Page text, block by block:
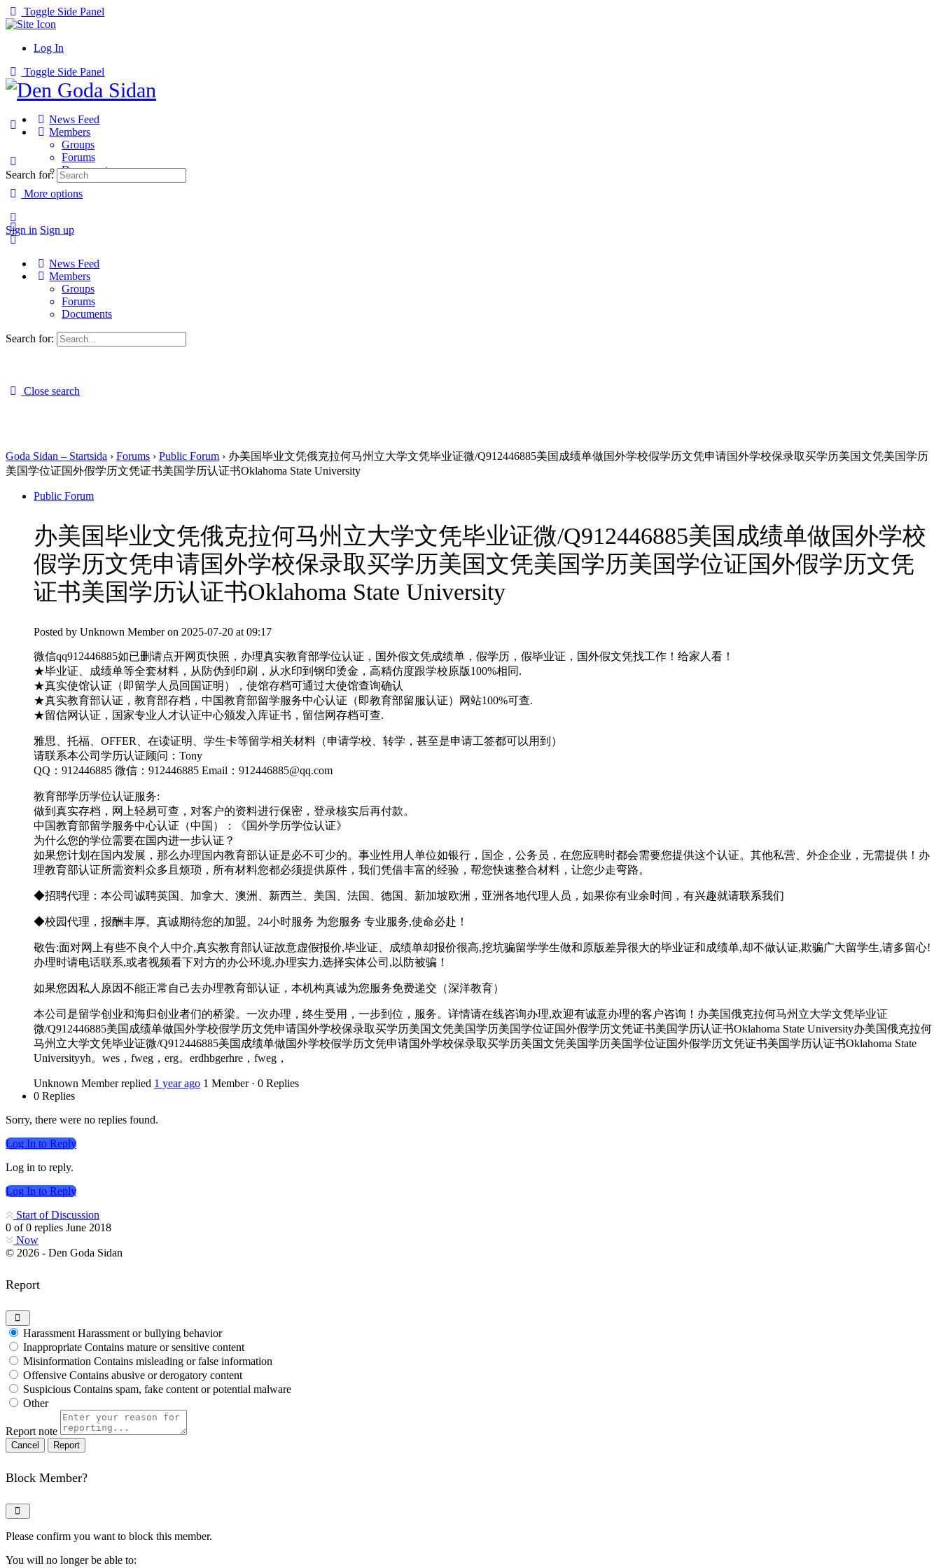
Toggle Side Panel
Log In
Toggle Side Panel
News Feed
Members
Groups
Forums
Documents
More options
Sign in Sign up
Search for:
News Feed
Members
Groups
Forums
Documents
Search for:
Close search
Goda Sidan – Startsida › Forums › Public Forum › 办美国毕业文凭俄克拉何马州立大学文凭毕业证微/Q912446885美国成绩单做国外学校假学历文凭申请国外学校保录取买学历美国文凭美国学历
美国学位证国外假学历文凭证书美国学历认证书Oklahoma State University
Public Forum
办美国毕业文凭俄克拉何马州立大学文凭毕业证微/Q912446885美国成绩单做国外学校
假学历文凭申请国外学校保录取买学历美国文凭美国学历美国学位证国外假学历文凭
证书美国学历认证书Oklahoma State University
Posted by Unknown Member on 2025-07-20 at 09:17
微信qq912446885如已删请点开网页快照，办理真实教育部学位认证，国外假文凭成绩单，假学历，假毕业证，国外假文凭找工作！给家人看！
★毕业证、成绩单等全套材料，从防伪到印刷，从水印到钢印烫金，高精仿度跟学校原版100%相同.
★真实使馆认证（即留学人员回国证明），使馆存档可通过大使馆查询确认
★真实教育部认证，教育部存档，中国教育部留学服务中心认证（即教育部留服认证）网站100%可查.
★留信网认证，国家专业人才认证中心颁发入库证书，留信网存档可查.
雅思、托福、OFFER、在读证明、学生卡等留学相关材料（申请学校、转学，甚至是申请工签都可以用到）
请联系本公司学历认证顾问：Tony
QQ：912446885 微信：912446885 Email：912446885@qq.com
教育部学历学位认证服务:
做到真实存档，网上轻易可查，对客户的资料进行保密，登录核实后再付款。
中国教育部留学服务中心认证（中国）：《国外学历学位认证》
为什么您的学位需要在国内进一步认证？
如果您计划在国内发展，那么办理国内教育部认证是必不可少的。事业性用人单位如银行，国企，公务员，在您应聘时都会需要您提供这个认证。其他私营、外企企业，无需提供！办
理教育部认证所需资料众多且烦琐，所有材料您都必须提供原件，我们凭借丰富的经验，帮您快速整合材料，让您少走弯路。
◆招聘代理：本公司诚聘英国、加拿大、澳洲、新西兰、美国、法国、德国、新加坡欧洲，亚洲各地代理人员，如果你有业余时间，有兴趣就请联系我们
◆校园代理，报酬丰厚。真诚期待您的加盟。24小时服务 为您服务 专业服务,使命必赴！
敬告:面对网上有些不良个人中介,真实教育部认证故意虚假报价,毕业证、成绩单却报价很高,挖坑骗留学学生做和原版差异很大的毕业证和成绩单,却不做认证,欺骗广大留学生,请多留心!
办理时请电话联系,或者视频看下对方的办公环境,办理实力,选择实体公司,以防被骗！
如果您因私人原因不能正常自己去办理教育部认证，本机构真诚为您服务免费递交（深洋教育）
本公司是留学创业和海归创业者们的桥梁。一次办理，终生受用，一步到位，服务。详情请在线咨询办理,欢迎有诚意办理的客户咨询！办美国俄克拉何马州立大学文凭毕业证
微/Q912446885美国成绩单做国外学校假学历文凭申请国外学校保录取买学历美国文凭美国学历美国学位证国外假学历文凭证书美国学历认证书Oklahoma State University办美国俄克拉何
马州立大学文凭毕业证微/Q912446885美国成绩单做国外学校假学历文凭申请国外学校保录取买学历美国文凭美国学历美国学位证国外假学历文凭证书美国学历认证书Oklahoma State
Universityyh。wes，fweg，erg。erdhbgerhre，fweg，
Unknown Member replied 1 year ago 1 Member · 0 Replies
0 Replies
Sorry, there were no replies found.
Log In to Reply
Log in to reply.
Log In to Reply
Start of Discussion
0 of0 replies June 2018
Now
© 2026 - Den Goda Sidan
Report
Harassment Harassment or bullying behavior
Inappropriate Contains mature or sensitive content
Misinformation Contains misleading or false information
Offensive Contains abusive or derogatory content
Suspicious Contains spam, fake content or potential malware
Other
Report note
Report
Block Member?
Please confirm you want to block this member.
You will no longer be able to: